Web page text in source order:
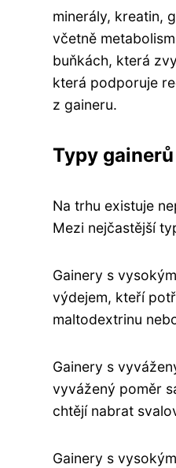
minerály, kreatin,
včetně
buňkách, která
která podporuje
z gaineru.
Typy gainerů
Na trhu existuje
Mezi nejčastější
Gainery s
výdejem, kteří
maltodextrinu
Gainery s
vyvážený poměr
chtějí nabrat
Gainery s